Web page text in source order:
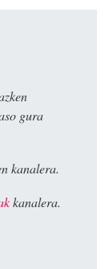
gura
kanalera.
kanalera.